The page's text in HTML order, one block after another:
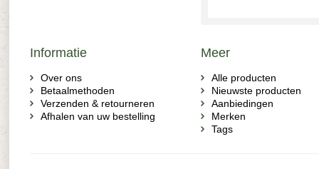
Informatie
Over ons
Betaalmethoden
Verzenden & retourneren
Afhalen van uw bestelling
Meer
Alle producten
Nieuwste producten
Aanbiedingen
Merken
Tags